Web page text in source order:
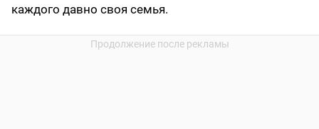
каждого давно своя семья.